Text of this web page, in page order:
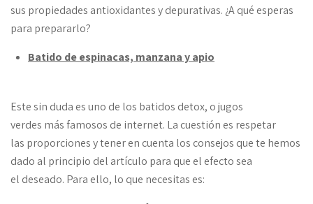
sus propiedades antioxidantes y depurativas. ¿A qué esperas
para prepararlo?
Batido de espinacas, manzana y apio
Este sin duda es uno de los batidos detox, o jugos
verdes más famosos de internet. La cuestión es respetar
las proporciones y tener en cuenta los consejos que te hemos
dado al principio del artículo para que el efecto sea
el deseado. Para ello, lo que necesitas es: